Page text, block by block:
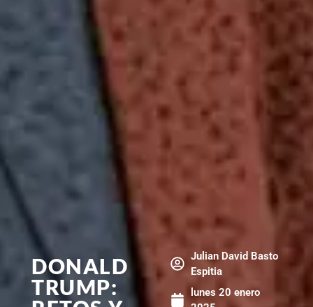
DONALD
TRUMP:
Julian David Basto
Espitia
lunes 20 enero